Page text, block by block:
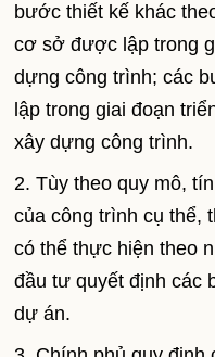
bước thiết kế khác
cơ sở được lập trong
dựng công trình; các
lập trong giai đoạn
xây dựng công trình.
2. Tùy theo quy mô,
của công trình cụ thể,
có thể thực hiện theo
đầu tư quyết định các
dự án.